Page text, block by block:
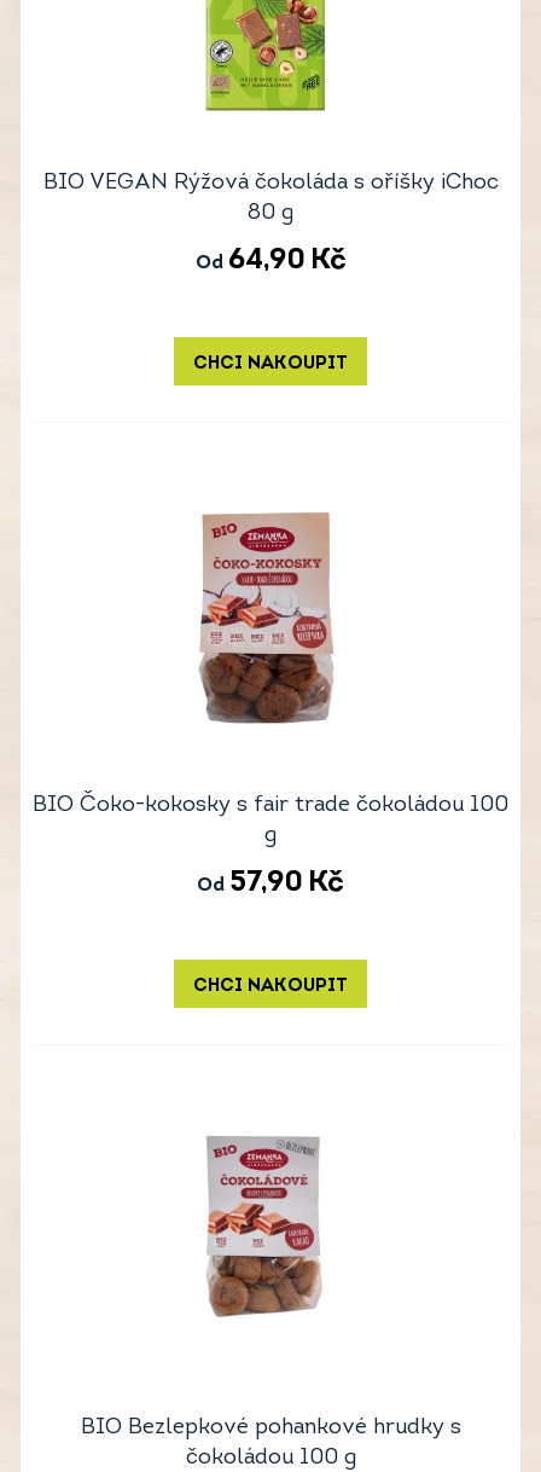
BIO VEGAN Rýžová čokoláda s oříšky iChoc
80 g
Od 64,90 Kč
CHCI NAKOUPIT
BIO Čoko-kokosky s fair trade čokoládou 100
g
Od 57,90 Kč
CHCI NAKOUPIT
BIO Bezlepkové pohankové hrudky s
čokoládou 100 g